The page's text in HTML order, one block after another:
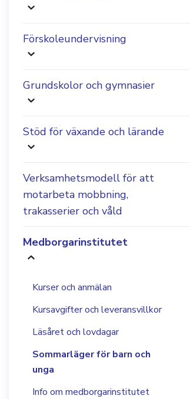
Förskoleundervisning
Grundskolor och gymnasier
Stöd för växande och lärande
Verksamhetsmodell för att
motarbeta mobbning,
trakasserier och våld
Medborgarinstitutet
Kurser och anmälan
Kursavgifter och leveransvillkor
Läsåret och lovdagar
Sommarläger för barn och
unga
Info om medborgarinstitutet